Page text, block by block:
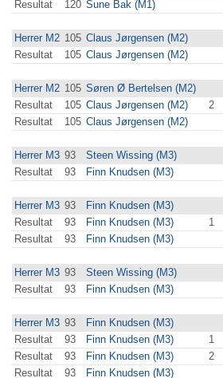
Resultat
120 Sune Bak (M1)
Herrer M2 105 Claus Jørgensen (M2)
Resultat
105 Claus Jørgensen (M2)
Herrer M2 105 Søren Ø Bertelsen (M2)
Resultat
105 Claus Jørgensen (M2) 2
Resultat
105 Claus Jørgensen (M2)
Herrer M3 93 Steen Wissing (M3)
Resultat
93 Finn Knudsen (M3)
Herrer M3 93 Finn Knudsen (M3)
Resultat
93 Finn Knudsen (M3) 1
Resultat
93 Finn Knudsen (M3)
Herrer M3 93 Steen Wissing (M3)
Resultat
93 Finn Knudsen (M3)
Herrer M3 93 Finn Knudsen (M3)
Resultat
93 Finn Knudsen (M3) 1
Resultat
93 Finn Knudsen (M3) 2
Resultat
93 Finn Knudsen (M3)